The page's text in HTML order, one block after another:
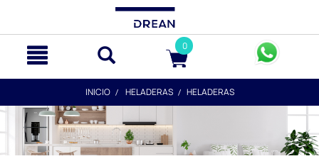
0
INICIO HELADERAS HELADERAS